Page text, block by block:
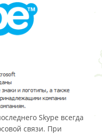
Skype всегда
связи. При